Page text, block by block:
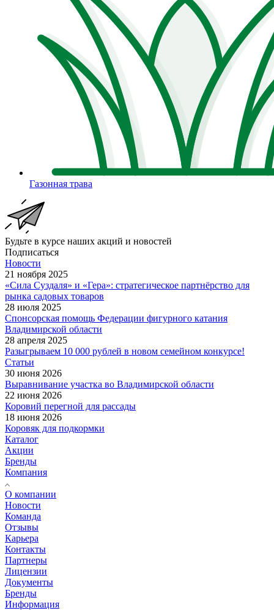
Газонная трава
Будьте в курсе наших акций и новостей
Подписаться
Новости
21 ноября 2025
«Сила Суздаля» и «Гера»: стратегическое партнёрство для
рынка садовых товаров
28 июля 2025
Спонсорская помощь Федерации фигурного катания
Владимирской области
28 апреля 2025
Разыгрываем 10 000 рублей в новом семейном конкурсе!
Статьи
30 июня 2026
Выравнивание участка во Владимирской области
22 июня 2026
Коровий перегной для рассады
18 июня 2026
Коровяк для подкормки
Каталог
Акции
Бренды
Компания
О компании
Новости
Команда
Отзывы
Карьера
Контакты
Партнеры
Лицензии
Документы
Бренды
Информация